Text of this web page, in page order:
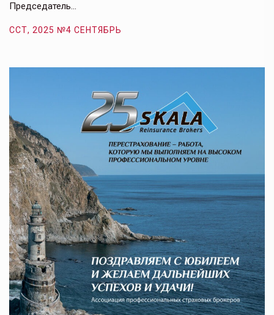
Председатель…
ССТ, 2025 №4 СЕНТЯБРЬ